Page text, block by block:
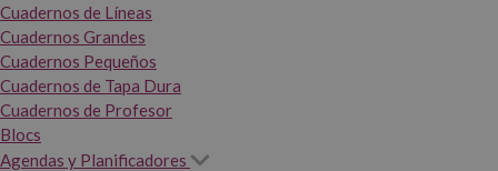
Cuadernos de Líneas
Cuadernos Grandes
Cuadernos Pequeños
Cuadernos de Tapa Dura
Cuadernos de Profesor
Blocs
Agendas y Planificadores